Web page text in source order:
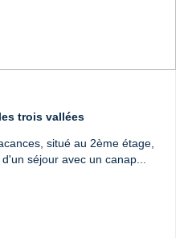
trois vallées
situé au 2ème étage,
séjour avec un canap...